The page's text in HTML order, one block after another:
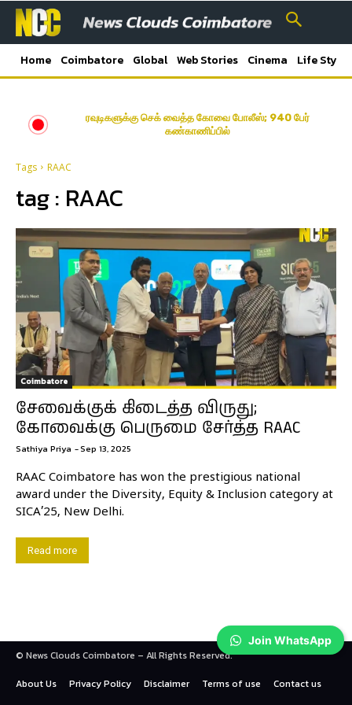
Home Coimbatore Global Web Stories Cinema Life Style
ரவுடிகளுக்கு செக் வைத்த கோவை போலீஸ்; 940 பேர்
கண்காணிப்பில்
Tags RAAC
tag : RAAC
Coimbatore
சேவைக்குக் கிடைத்த விருது;
கோவைக்கு பெருமை சேர்த்த RAAC
Sathiya Priya -Sep 13, 2025
RAAC Coimbatore has won the prestigious national
award under the Diversity, Equity & Inclusion category at
SICA’25, New Delhi.
Read more
© News Clouds Coimbatore – All Rights Reserved.
About Us
Privacy Policy Disclaimer Terms of use Contact us
Join WhatsApp